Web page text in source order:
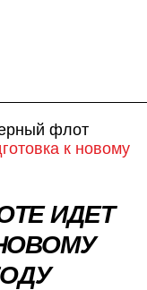
флот
к новому
ИДЕТ